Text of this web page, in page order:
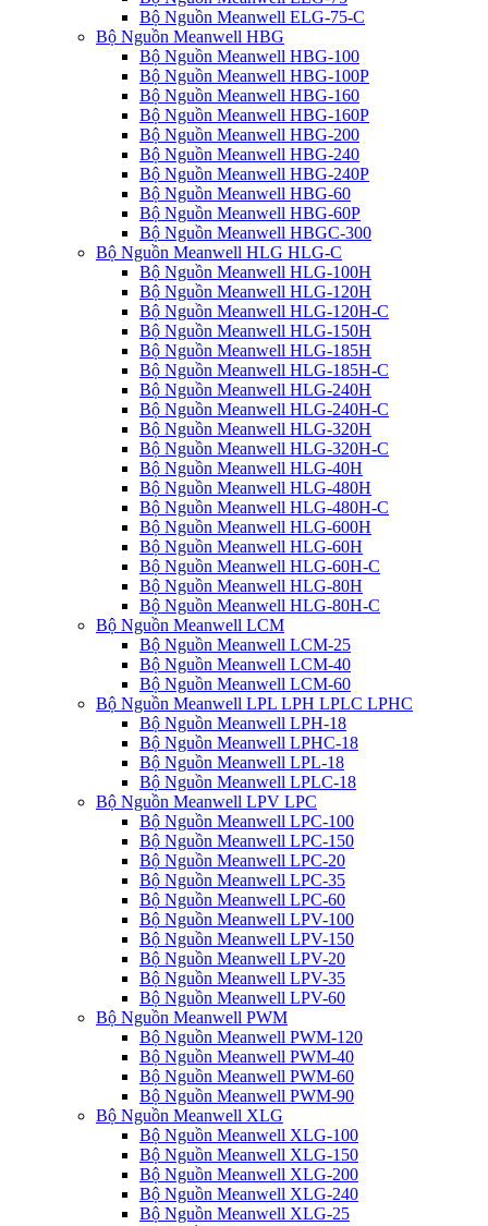
Bộ Nguồn Meanwell ELG-75-C
Bộ Nguồn Meanwell HBG
Bộ Nguồn Meanwell HBG-100
Bộ Nguồn Meanwell HBG-100P
Bộ Nguồn Meanwell HBG-160
Bộ Nguồn Meanwell HBG-160P
Bộ Nguồn Meanwell HBG-200
Bộ Nguồn Meanwell HBG-240
Bộ Nguồn Meanwell HBG-240P
Bộ Nguồn Meanwell HBG-60
Bộ Nguồn Meanwell HBG-60P
Bộ Nguồn Meanwell HBGC-300
Bộ Nguồn Meanwell HLG HLG-C
Bộ Nguồn Meanwell HLG-100H
Bộ Nguồn Meanwell HLG-120H
Bộ Nguồn Meanwell HLG-120H-C
Bộ Nguồn Meanwell HLG-150H
Bộ Nguồn Meanwell HLG-185H
Bộ Nguồn Meanwell HLG-185H-C
Bộ Nguồn Meanwell HLG-240H
Bộ Nguồn Meanwell HLG-240H-C
Bộ Nguồn Meanwell HLG-320H
Bộ Nguồn Meanwell HLG-320H-C
Bộ Nguồn Meanwell HLG-40H
Bộ Nguồn Meanwell HLG-480H
Bộ Nguồn Meanwell HLG-480H-C
Bộ Nguồn Meanwell HLG-600H
Bộ Nguồn Meanwell HLG-60H
Bộ Nguồn Meanwell HLG-60H-C
Bộ Nguồn Meanwell HLG-80H
Bộ Nguồn Meanwell HLG-80H-C
Bộ Nguồn Meanwell LCM
Bộ Nguồn Meanwell LCM-25
Bộ Nguồn Meanwell LCM-40
Bộ Nguồn Meanwell LCM-60
Bộ Nguồn Meanwell LPL LPH LPLC LPHC
Bộ Nguồn Meanwell LPH-18
Bộ Nguồn Meanwell LPHC-18
Bộ Nguồn Meanwell LPL-18
Bộ Nguồn Meanwell LPLC-18
Bộ Nguồn Meanwell LPV LPC
Bộ Nguồn Meanwell LPC-100
Bộ Nguồn Meanwell LPC-150
Bộ Nguồn Meanwell LPC-20
Bộ Nguồn Meanwell LPC-35
Bộ Nguồn Meanwell LPC-60
Bộ Nguồn Meanwell LPV-100
Bộ Nguồn Meanwell LPV-150
Bộ Nguồn Meanwell LPV-20
Bộ Nguồn Meanwell LPV-35
Bộ Nguồn Meanwell LPV-60
Bộ Nguồn Meanwell PWM
Bộ Nguồn Meanwell PWM-120
Bộ Nguồn Meanwell PWM-40
Bộ Nguồn Meanwell PWM-60
Bộ Nguồn Meanwell PWM-90
Bộ Nguồn Meanwell XLG
Bộ Nguồn Meanwell XLG-100
Bộ Nguồn Meanwell XLG-150
Bộ Nguồn Meanwell XLG-200
Bộ Nguồn Meanwell XLG-240
Bộ Nguồn Meanwell XLG-25